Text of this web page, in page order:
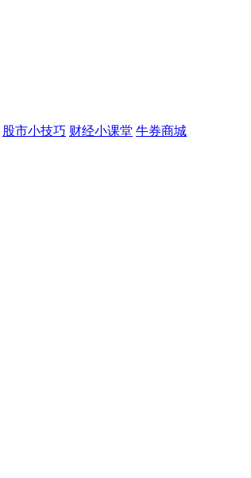
股市小技巧 财经小课堂 牛券商城